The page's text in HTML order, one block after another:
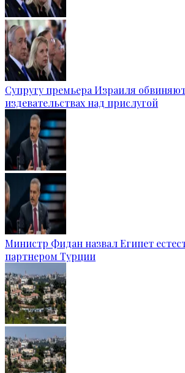
Супругу премьера Израиля
издевательствах над прислугой
Министр Фидан назвал Египет
партнером Турции